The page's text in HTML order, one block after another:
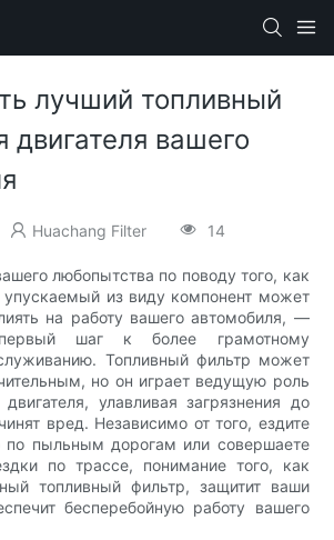
лучший топливный
двигателя вашего
Huachang Filter 14
любопытства по поводу того, как
упускаемый из виду компонент может
на работу вашего автомобиля, —
шаг к более грамотному
Топливный фильтр может
но он играет ведущую роль
улавливая загрязнения до
вред. Независимо от того, ездите
пыльным дорогам или совершаете
по трассе, понимание того, как
топливный фильтр, защитит ваши
бесперебойную работу вашего